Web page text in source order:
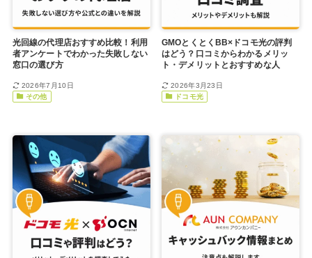
光回線の代理店おすすめ比較！利用
者アンケートでわかった失敗しない
窓口の選び方
2026年7月10日
その他
GMOとくとくBB×ドコモ光の評判
はどう？口コミからわかるメリッ
ト・デメリットとおすすめな人
2026年3月23日
ドコモ光